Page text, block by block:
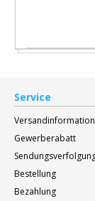
Service
Gewerberabatt
Bestellung
Bezahlung